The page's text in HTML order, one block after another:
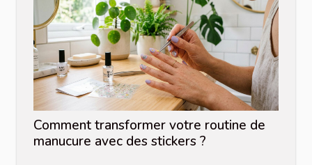
Comment transformer votre routine de
manucure avec des stickers ?